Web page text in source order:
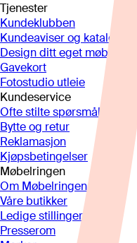
Tjenester
Kundeklubben
Kundeaviser og kataloger
Design ditt eget møbel
Gavekort
Fotostudio utleie
Kundeservice
Ofte stilte spørsmål
Bytte og retur
Reklamasjon
Kjøpsbetingelser
Møbelringen
Om Møbelringen
Våre butikker
Ledige stillinger
Presserom